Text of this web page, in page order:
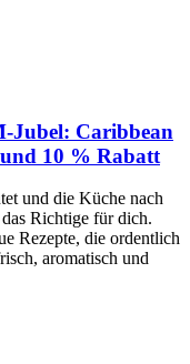
Jubel: Caribbean
10 % Rabatt
und die Küche nach
Richtige für dich.
Rezepte, die ordentlich
aromatisch und